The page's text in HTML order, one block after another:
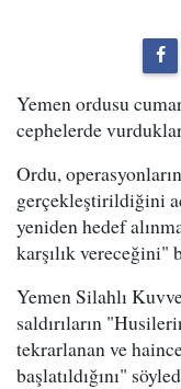
Yemen ordusu
cephelerde
Ordu,
gerçekleştirildiğini
yeniden hedef
karşılık vereceğini"
Yemen Silahlı
saldırıların
tekrarlanan ve
başlatıldığını"